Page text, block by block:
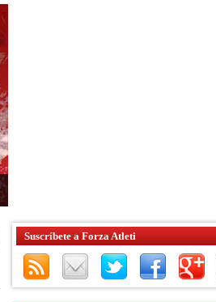
Suscríbete a Forza Atleti